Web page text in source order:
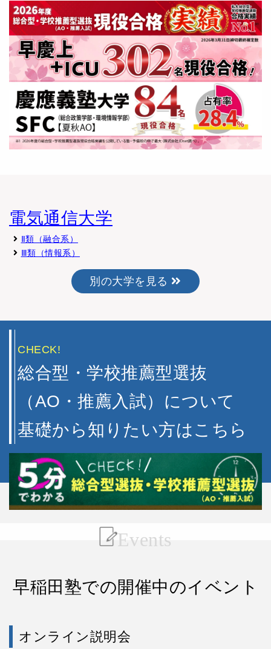
電気通信大学
Ⅱ類（融合系）
Ⅲ類（情報系）
別の大学を見る
CHECK!
総合型・学校推薦型選抜
（AO・推薦入試）について
基礎から知りたい方はこちら
Events
早稲田塾での開催中のイベント
オンライン説明会